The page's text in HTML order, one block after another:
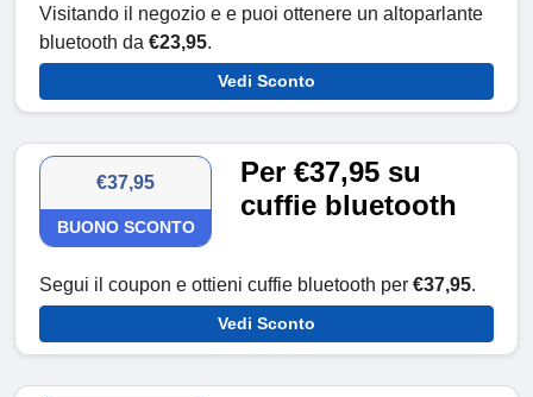
Visitando il negozio e e puoi ottenere un altoparlante
bluetooth da €23,95.
Vedi Sconto
€37,95
BUONO SCONTO
Per €37,95 su
cuffie bluetooth
Segui il coupon e ottieni cuffie bluetooth per €37,95.
Vedi Sconto